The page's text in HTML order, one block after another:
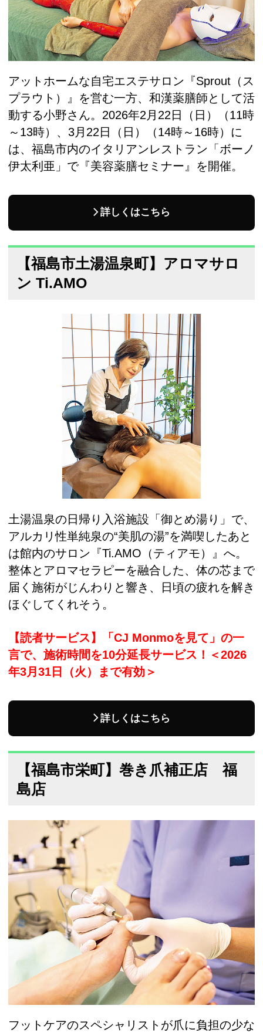
アットホームな自宅エステサロン『Sprout（ス
プラウト）』を営む一方、和漢薬膳師として活
動する小野さん。2026年2月22日（日）（11時
～13時）、3月22日（日）（14時～16時）に
は、福島市内のイタリアンレストラン「ボーノ
伊太利亜」で『美容薬膳セミナー』を開催。
詳しくはこちら
【福島市土湯温泉町】アロマサロ
ン Ti.AMO
土湯温泉の日帰り入浴施設「御とめ湯り」で、
アルカリ性単純泉の“美肌の湯”を満喫したあと
は館内のサロン『Ti.AMO（ティアモ）』へ。
整体とアロマセラピーを融合した、体の芯まで
届く施術がじんわりと響き、日頃の疲れを解き
ほぐしてくれそう。
【読者サービス】「CJ Мonmoを見て」の一
言で、施術時間を10分延長サービス！＜2026
年3月31日（火）まで有効＞
詳しくはこちら
【福島市栄町】巻き爪補正店 福
島店
フットケアのスペシャリストが爪に負担の少な